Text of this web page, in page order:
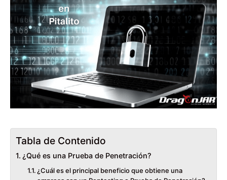
Tabla de Contenido
¿Qué es una Prueba de Penetración?
¿Cuál es el principal beneficio que obtiene una